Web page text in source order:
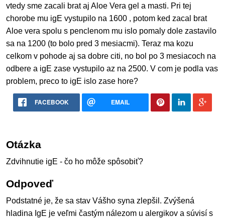
vtedy sme zacali brat aj Aloe Vera gel a masti. Pri tej
chorobe mu igE vystupilo na 1600 , potom ked zacal brat
Aloe vera spolu s penclenom mu islo pomaly dole zastavilo
sa na 1200 (to bolo pred 3 mesiacmi). Teraz ma kozu
celkom v pohode aj sa dobre citi, no bol po 3 mesiacoch na
odbere a igE zase vystupilo az na 2500. V com je podla vas
problem, preco to igE islo zase hore?
FACEBOOK EMAIL
Otázka
Zdvihnutie igE - čo ho môže spôsobiť?
Odpoveď
Podstatné je, že sa stav Vášho syna zlepšil. Zvýšená
hladina IgE je veľmi častým nálezom u alergikov a súvisí s